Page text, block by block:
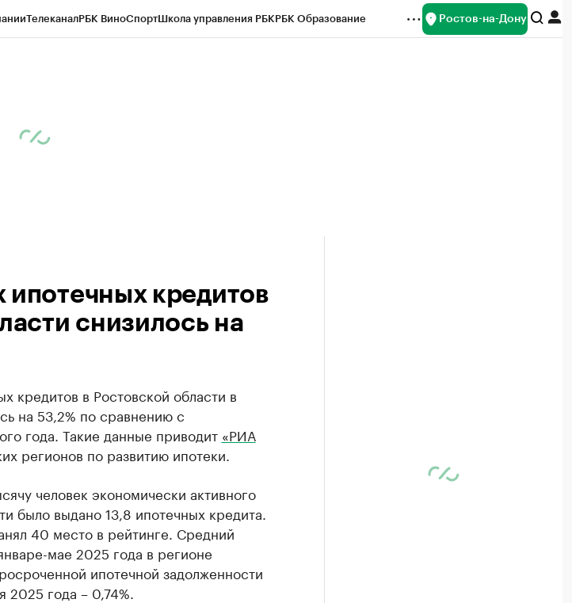
ТелеканалРБК ВиноСпортШкола управления РБКРБК Образование Ростов-на-Дону
кредитов
снизилось на
кредитов в Ростовской области в
на 53,2% по сравнению с
года. Такие данные приводит «РИА
регионов по развитию ипотеки.
человек экономически активного
было выдано 13,8 ипотечных кредита.
40 место в рейтинге. Средний
мае 2025 года в регионе
ипотечной задолженности
2025 года – 0,74%.